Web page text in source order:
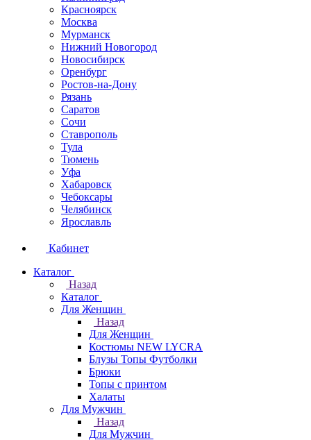
Красноярск
Москва
Мурманск
Нижний Новогород
Новосибирск
Оренбург
Ростов-на-Дону
Рязань
Саратов
Сочи
Ставрополь
Тула
Тюмень
Уфа
Хабаровск
Чебоксары
Челябинск
Ярославль
Кабинет
Каталог
Назад
Каталог
Для Женщин
Назад
Для Женщин
Костюмы NEW LYCRA
Блузы Топы Футболки
Брюки
Топы с принтом
Халаты
Для Мужчин
Назад
Для Мужчин